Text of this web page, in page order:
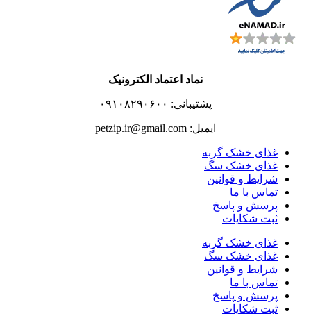
نماد اعتماد الکترونیک
پشتیبانی: ۰۹۱۰۸۲۹۰۶۰۰
ایمیل: petzip.ir@gmail.com
غذای خشک گربه
غذای خشک سگ
شرایط و قوانین
تماس با ما
پرسش و پاسخ
ثبت شکایات
غذای خشک گربه
غذای خشک سگ
شرایط و قوانین
تماس با ما
پرسش و پاسخ
ثبت شکایات